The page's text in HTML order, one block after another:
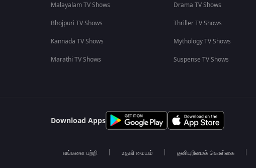
Malayalam TV Shows
Bhojpuri TV Shows
Kannada TV Shows
Marathi TV Shows
Drama TV Shows
Thriller TV Shows
Mythology TV Shows
Suspense TV Shows
Download Apps
எங்களை பற்றி உதவி மையம் தனியுரிமைக் கொள்கை